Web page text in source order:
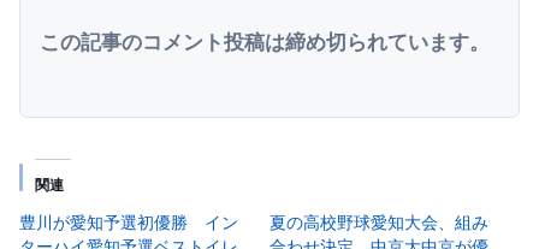
この記事のコメント投稿は締め切られています。
関連
豊川が愛知予選初優勝 イン
夏の高校野球愛知大会、組み